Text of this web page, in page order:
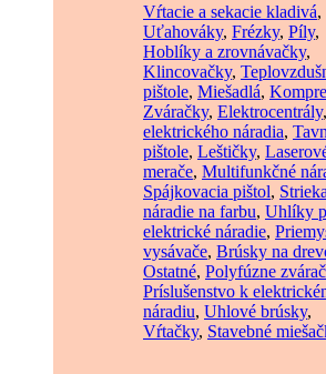
Vŕtacie a sekacie kladivá,
Uťahováky, Frézky, Píly,
Hoblíky a zrovnávačky,
Klincovačky,
pištole, Miešadlá,
Zváračky, Elektrocentrály,
elektrického náradia,
pištole, Leštičky,
merače, Multifunkčné
Spájkovacia pištol,
náradie na farbu, Uhlíky
elektrické náradie,
vysávače, Brúsky na
Ostatné, Polyfúzne
Príslušenstvo k
náradiu, Uhlové brúsky,
Vŕtačky, Stavebné